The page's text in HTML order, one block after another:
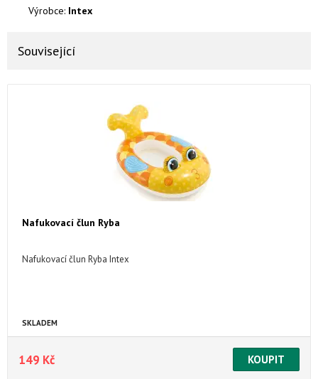
Výrobce: Intex
Související
Nafukovací člun Ryba
Nafukovací člun Ryba Intex
SKLADEM
149 Kč